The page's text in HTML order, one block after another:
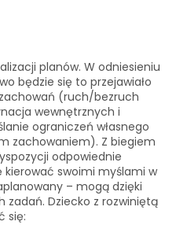
planów. W odniesieniu
będzie się to przejawiało
(ruch/bezruch
wewnętrznych i
ograniczeń własnego
zachowaniem). Z biegiem
odpowiednie
kierować swoimi myślami w
– mogą dzięki
Dziecko z rozwiniętą
się: